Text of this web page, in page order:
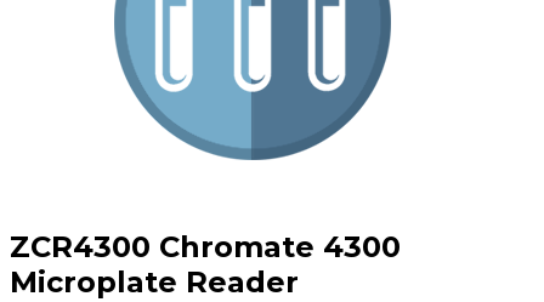
ZCR4300 Chromate 4300
Microplate Reader